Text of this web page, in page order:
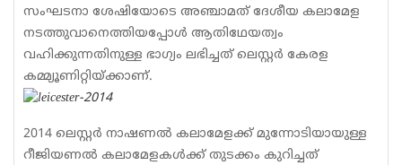
സംഘടനാ ശേഷിയോടെ അഞ്ചാമത് ദേശീയ കലാമേള
നടത്തുവാനെത്തിയപ്പോള്‍ ആതിഥേയത്വം
വഹിക്കുന്നതിനുള്ള ഭാഗ്യം ലഭിച്ചത് ലെസ്റ്റര്‍ കേരള
കമ്മ്യൂണിറ്റിയ്ക്കാണ്.
2014 ലെസ്റ്റര്‍ നാഷണല്‍ കലാമേളക്ക് മുന്നോടിയായുള്ള
റീജിയണല്‍ കലാമേളകള്‍ക്ക് തുടക്കം കുറിച്ചത്